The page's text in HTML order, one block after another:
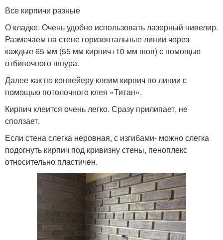
Все кирпичи разные
О кладке. Очень удобно использовать лазерный нивелир.
Размечаем на стене горизонтальные линии через
каждые 65 мм (55 мм кирпич+10 мм шов) с помощью
отбивочного шнура.
Далее как по конвейеру клеим кирпич по линии с
помощью потолочного клея «Титан».
Кирпич клеится очень легко. Сразу прилипает, не
сползает.
Если стена слегка неровная, с изгибами- можно слегка
подогнуть кирпич под кривизну стены, пеноплекс
относительно пластичен.